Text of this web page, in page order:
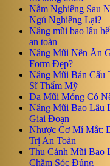
Nằm Nghiêng Sau
Ngủ Nghiêng Lại?
Nâng mũi bao lâu
an toàn
Nâng Mũi Nên Ăn
Form Đẹp?
Nâng Mũi Bán Cấu
Sĩ Thẩm Mỹ
Da Mũi Mỏng Có
Nâng Mũi Bao Lâu
Giai Đoạn
Nhược Cơ Mí Mắt:
Trị An Toàn
Thu Cánh Mũi Bao
Chăm Sóc Đúng